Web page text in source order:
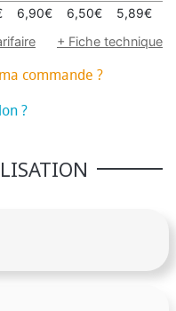
6,90€ 6,50€ 5,89€
+ Fiche technique
commande ?
?